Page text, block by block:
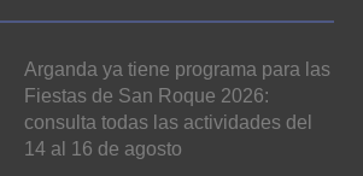
Arganda ya tiene programa para las
Fiestas de San Roque 2026:
consulta todas las actividades del
14 al 16 de agosto